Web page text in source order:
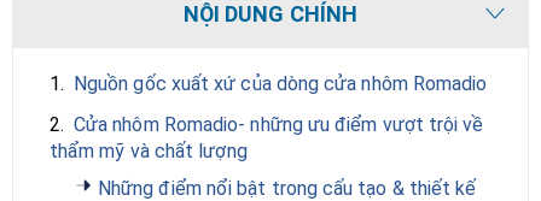
NỘI DUNG CHÍNH
1. Nguồn gốc xuất xứ của dòng cửa nhôm Romadio
2. Cửa nhôm Romadio- những ưu điểm vượt trội về
thẩm mỹ và chất lượng
Những điểm nổi bật trong cấu tạo & thiết kế